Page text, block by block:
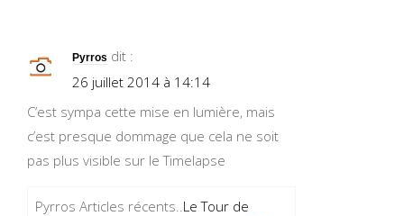
Pyrros dit :
26 juillet 2014 à 14:14
C’est sympa cette mise en lumière, mais
c’est presque dommage que cela ne soit
pas plus visible sur le Timelapse
Pyrros Articles récents.. Le Tour de